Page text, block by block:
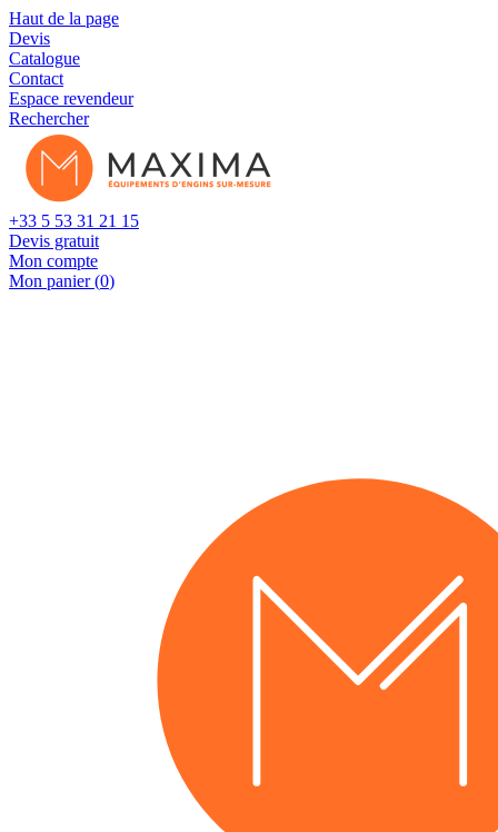
Haut de la page
Devis
Catalogue
Contact
Espace revendeur
Rechercher
+33 5 53 31 21 15
Devis gratuit
Mon compte
Mon panier (0)
Cookies management panel